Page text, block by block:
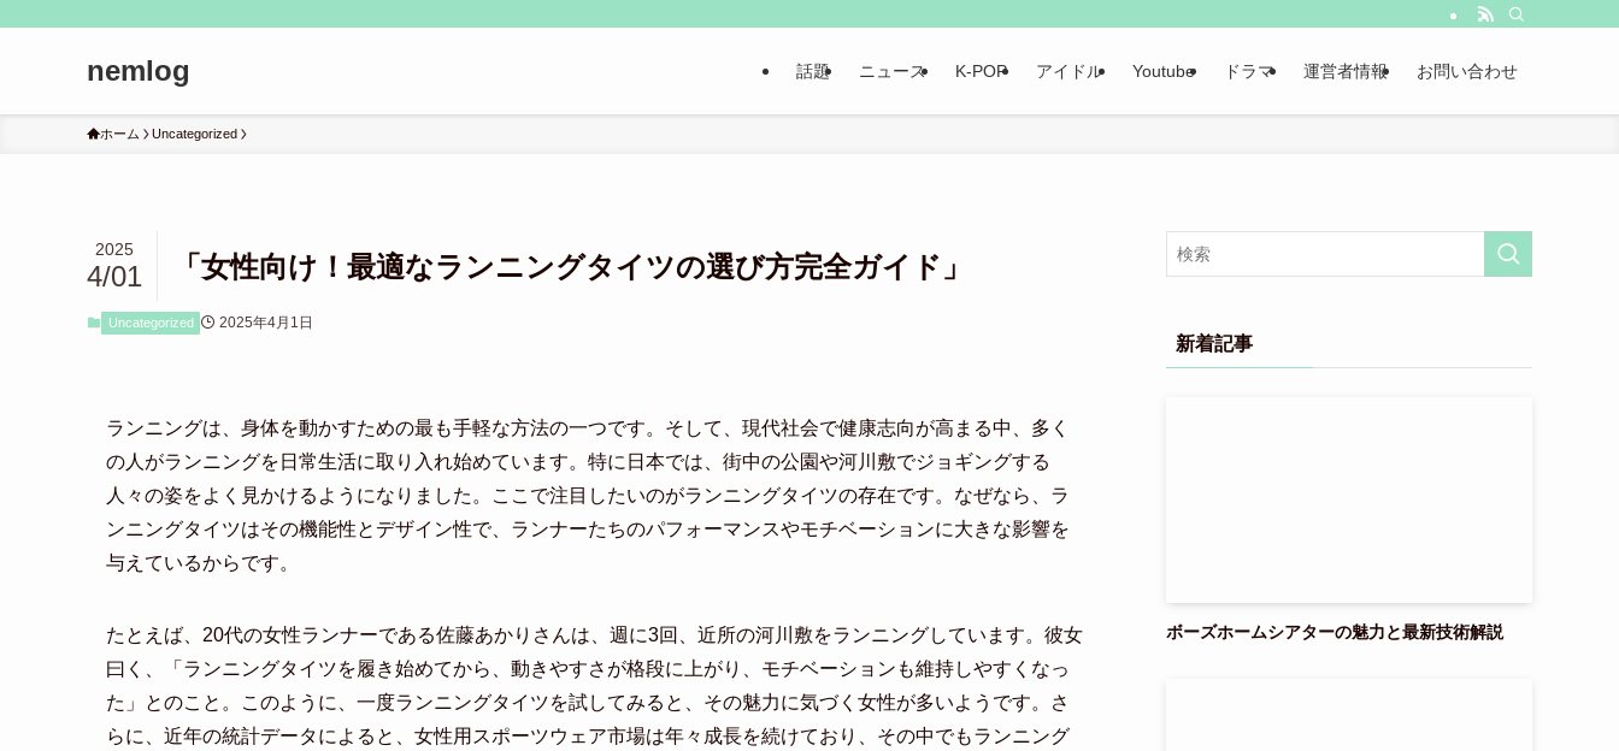
nemlog 話題 ニュース K-POP アイドル Youtube ドラマ 運営者情報 お問い合わせ
ホーム Uncategorized
「女性向け！最適なランニングタイツの選び方完全ガイド」
2025
4/01
Uncategorized 2025年4月1日
ランニングは、身体を動かすための最も手軽な方法の一つです。そして、現代社会で健康志向が高まる中、多く
の人がランニングを日常生活に取り入れ始めています。特に日本では、街中の公園や河川敷でジョギングする
人々の姿をよく見かけるようになりました。ここで注目したいのがランニングタイツの存在です。なぜなら、ラ
ンニングタイツはその機能性とデザイン性で、ランナーたちのパフォーマンスやモチベーションに大きな影響を
与えているからです。
たとえば、20代の女性ランナーである佐藤あかりさんは、週に3回、近所の河川敷をランニングしています。彼女
曰く、「ランニングタイツを履き始めてから、動きやすさが格段に上がり、モチベーションも維持しやすくなっ
た」とのこと。このように、一度ランニングタイツを試してみると、その魅力に気づく女性が多いようです。さ
らに、近年の統計データによると、女性用スポーツウェア市場は年々成長を続けており、その中でもランニング
新着記事
ボーズホームシアターの魅力と最新技術解説